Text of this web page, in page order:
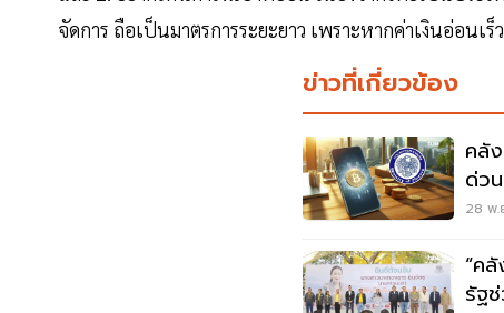
จัดการ ถือเป็นมาตรการระยะยาว เพราะหากค่าเงินอ่อนเ
ข่าวที่เกี่ยวข้อง
คลั
ด่ว
28 พ.
“ค
รัฐ